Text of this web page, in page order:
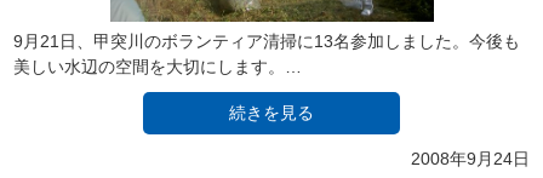
9月21日、甲突川のボランティア清掃に13名参加しました。今後も
美しい水辺の空間を大切にします。…
続きを見る
2008年9月24日